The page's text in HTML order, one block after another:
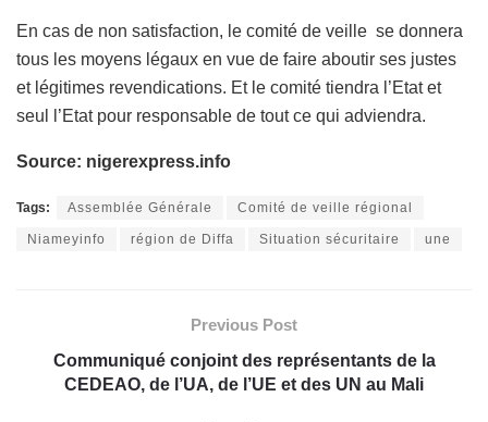
En cas de non satisfaction, le comité de veille se donnera
tous les moyens légaux en vue de faire aboutir ses justes
et légitimes revendications. Et le comité tiendra l’Etat et
seul l’Etat pour responsable de tout ce qui adviendra.
Source: nigerexpress.info
Tags: Assemblée Générale Comité de veille régional
Niameyinfo région de Diffa Situation sécuritaire une
Previous Post
Communiqué conjoint des représentants de la
CEDEAO, de l’UA, de l’UE et des UN au Mali